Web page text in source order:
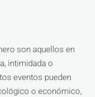
son aquellos en
intimidada o
eventos pueden
o económico,